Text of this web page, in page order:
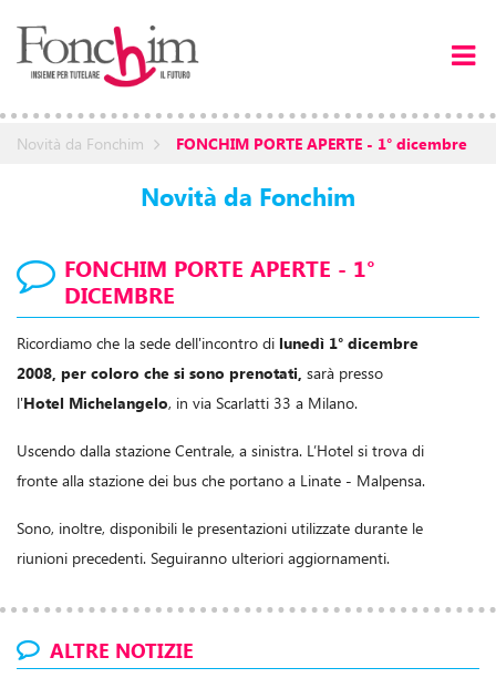
Novità da Fonchim FONCHIM PORTE APERTE - 1° dicembre
Novità da Fonchim
FONCHIM PORTE APERTE - 1°
DICEMBRE
Ricordiamo che la sede dell'incontro di lunedì 1° dicembre
2008, per coloro che si sono prenotati, sarà presso
l'Hotel Michelangelo, in via Scarlatti 33 a Milano.
Uscendo dalla stazione Centrale, a sinistra. L’Hotel si trova di
fronte alla stazione dei bus che portano a Linate - Malpensa.
Sono, inoltre, disponibili le presentazioni utilizzate durante le
riunioni precedenti. Seguiranno ulteriori aggiornamenti.
ALTRE NOTIZIE